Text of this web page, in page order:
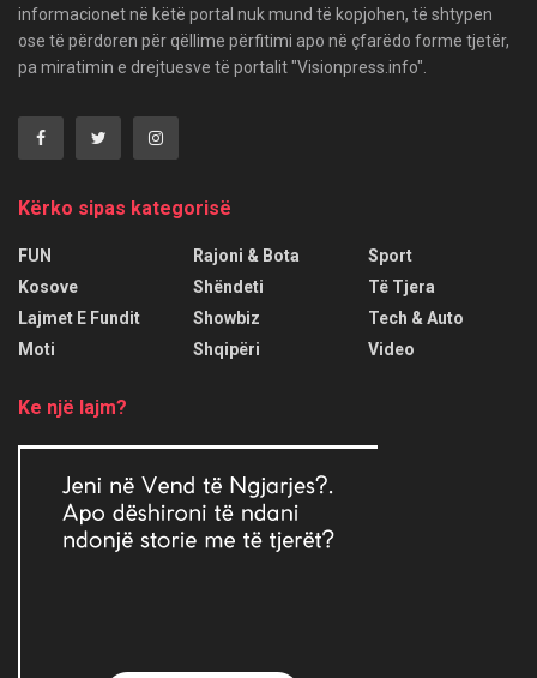
informacionet në këtë portal nuk mund të kopjohen, të shtypen
ose të përdoren për qëllime përfitimi apo në çfarëdo forme tjetër,
pa miratimin e drejtuesve të portalit "Visionpress.info".
Kërko sipas kategorisë
FUN
Kosove
Lajmet E Fundit
Moti
Rajoni & Bota
Shëndeti
Showbiz
Shqipëri
Sport
Të Tjera
Tech & Auto
Video
Ke një lajm?